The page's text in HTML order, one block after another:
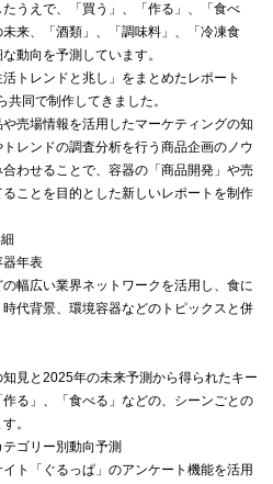
うえで、「買う」、「作る」、「食べ
来、「酒類」、「調味料」、「冷凍食
動向を予測しています。
トレンドと兆し」をまとめたレポート
同で制作してきました。
売場情報を活用したマーケティングの知
レンドの調査分析を行う商品企画のノウ
わせることで、容器の「商品開発」や売
ことを目的とした新しいレポートを制作
器年表
幅広い業界ネットワークを活用し、食に
代背景、環境容器などのトピックスと併
見と2025年の未来予測から得られたキー
る」、「食べる」などの、シーンごとの
。
ゴリー別動向予測
ト「ぐるっぱ」のアンケート機能を活用